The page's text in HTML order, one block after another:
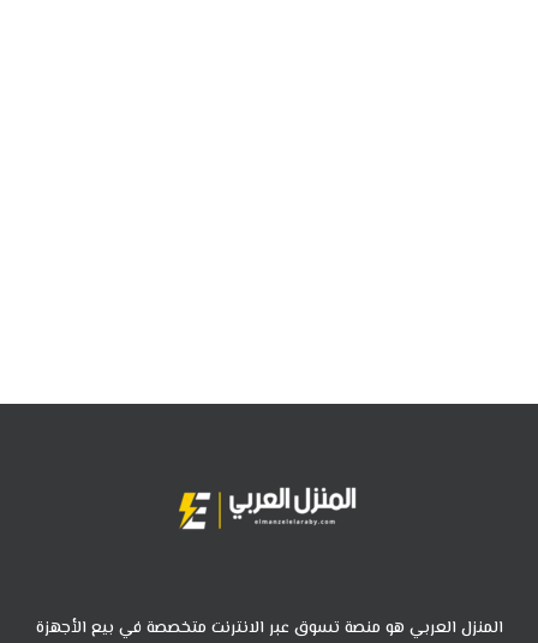
المنزل العربي هو منصة تسوق عبر الانترنت متخصصة في بيع الأجهزة